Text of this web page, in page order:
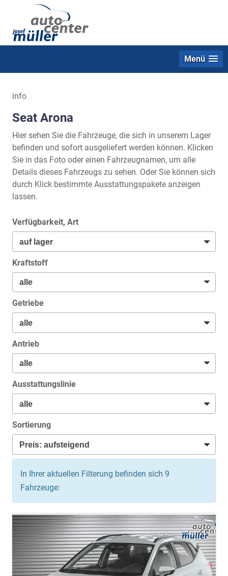
Menü
info
Seat Arona
Hier sehen Sie die Fahrzeuge, die sich in unserem Lager
befinden und sofort ausgeliefert werden können. Klicken
Sie in das Foto oder einen Fahrzeugnamen, um alle
Details dieses Fahrzeugs zu sehen. Oder Sie können sich
durch Klick bestimmte Ausstattungspakete anzeigen
lassen.
Verfügbarkeit, Art
Kraftstoff
Getriebe
Antrieb
Ausstattungslinie
Sortierung
In Ihrer aktuellen Filterung befinden sich 9
Fahrzeuge: